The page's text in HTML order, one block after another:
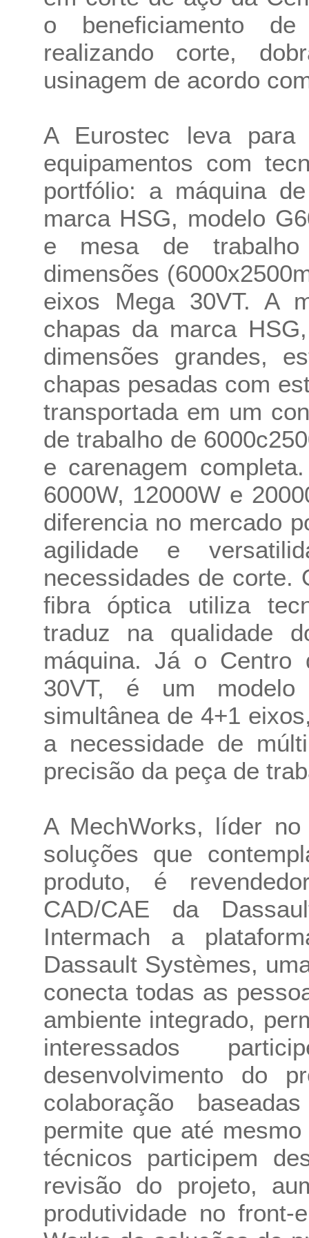
o beneficiamento
realizando corte,
usinagem de acordo
A Eurostec leva
equipamentos com
portfólio: a máquina
marca HSG, modelo
e mesa de
dimensões
eixos Mega 30VT. A
chapas da marca
dimensões grandes,
chapas pesadas com
transportada em um
de trabalho de
e carenagem
6000W, 12000W e
diferencia no mercado
agilidade e
necessidades de corte.
fibra óptica utiliza
traduz na qualidade
máquina. Já o Centro
30VT, é um
simultânea de 4+1
a necessidade de
precisão da peça de
A MechWorks, líder
soluções que
produto, é
CAD/CAE da
Intermach a
Dassault Systèmes,
conecta todas as
ambiente integrado,
interessados
desenvolvimento do
colaboração
permite que até
técnicos participem
revisão do projeto,
produtividade no front-